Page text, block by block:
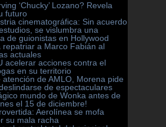
‘Chucky’ Lozano? Revela
futuro
cinematográfica: Sin acuerdo
se vislumbra una
de guionistas en Hollywood
repatriar a Marco Fabián al
actuales
acelerar acciones contra el
en su territorio
de AMLO, Morena pide
de espectaculares
mundo de Wonka antes de
el 15 de diciembre!
Aerolínea se mofa
su mala racha